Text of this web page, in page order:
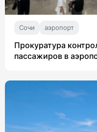
Сочи аэропорт
Прокуратура
пассажиров в